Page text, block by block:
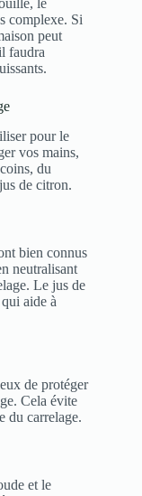
le
complexe. Si
peut
faudra
pour le
vos mains,
du
de citron.
bien connus
neutralisant
Le jus de
aide à
de protéger
Cela évite
du carrelage.
et le